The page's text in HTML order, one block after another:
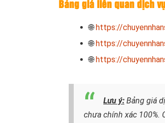
Bảng giá liên quan dịch
🌐 https://
🌐 https://
🌐 https://
Lưu ý: Bảng giá
chưa chính xác 100%.